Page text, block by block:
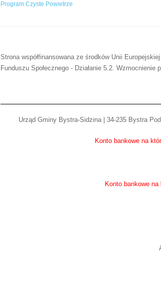
Program Czyste Powietrze
Strona współfinansowana ze środków Unii
Funduszu Społecznego - Działanie 5.2.
Urząd Gminy Bystra-Sidzina | 34-235 Bystra
Konto bankowe na
Konto bankowe